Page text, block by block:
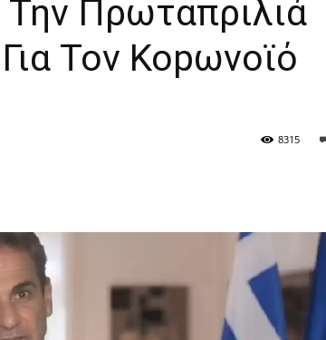
Πρωταπριλιά
Τον Κοpωνοϊό
8315